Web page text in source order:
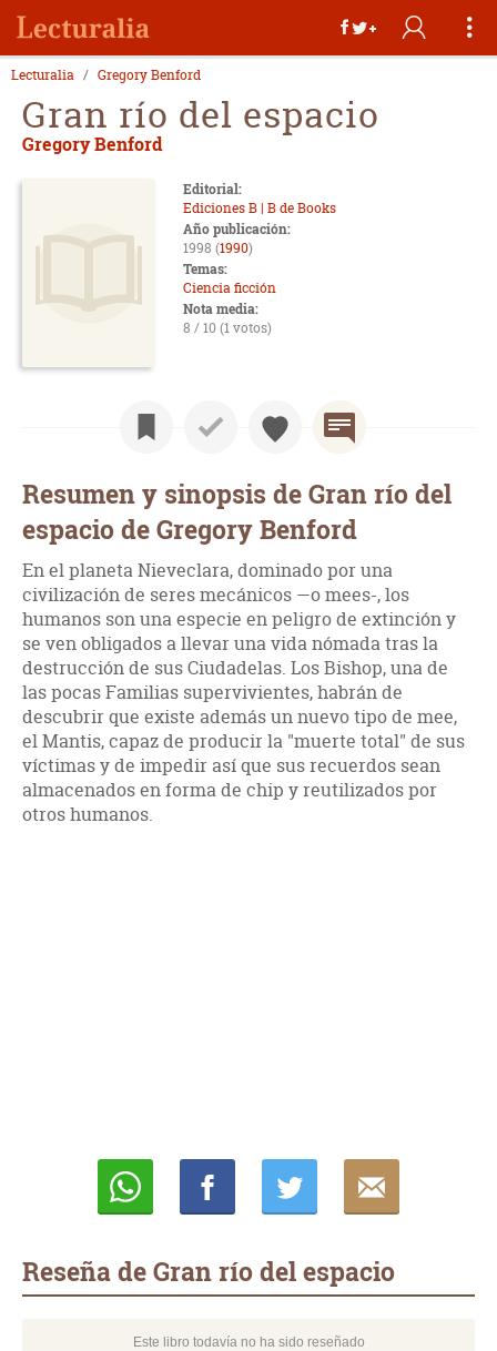
Lecturalia Gregory Benford
Gran río del espacio
Gregory Benford
Editorial:
Ediciones B | B de Books
Año publicación:
1998 (1990)
Temas:
Ciencia ficción
Nota media:
8 / 10 (1 votos)
Resumen y sinopsis de Gran río del
espacio de Gregory Benford
En el planeta Nieveclara, dominado por una
civilización de seres mecánicos —o mees-, los
humanos son una especie en peligro de extinción y
se ven obligados a llevar una vida nómada tras la
destrucción de sus Ciudadelas. Los Bishop, una de
las pocas Familias supervivientes, habrán de
descubrir que existe además un nuevo tipo de mee,
el Mantis, capaz de producir la "muerte total" de sus
víctimas y de impedir así que sus recuerdos sean
almacenados en forma de chip y reutilizados por
otros humanos.
Reseña de Gran río del espacio
Este libro todavía no ha sido reseñado